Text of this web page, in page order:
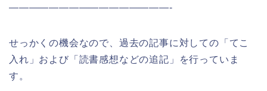
————————————————-
せっかくの機会なので、過去の記事に対しての「てこ
入れ」および「読書感想などの追記」を行っていま
す。